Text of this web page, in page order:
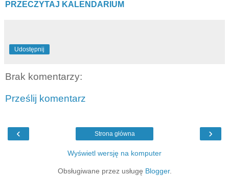
PRZECZYTAJ KALENDARIUM
Udostępnij
Brak komentarzy:
Prześlij komentarz
‹ ›
Strona główna
Wyświetl wersję na komputer
Obsługiwane przez usługę Blogger.